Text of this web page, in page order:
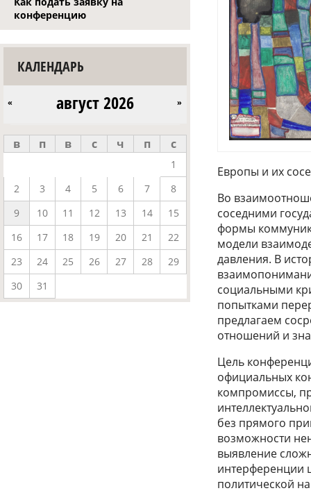
конференцию
КАЛЕНДАРЬ
август 2026
« »
в п в с ч п с
1
2
3 4 5 6 7
8
9
10 11 12 13 14
15
16
17 18 19 20 21
22
23
24 25 26 27 28
29
30
31
Европы и их
Во
соседними
формы
модели
давления. В
социальными
попытками
предлагаем
отношений и
Цель
официальных
компромиссы,
без прямого
возможности
выявление
интерференции
политической